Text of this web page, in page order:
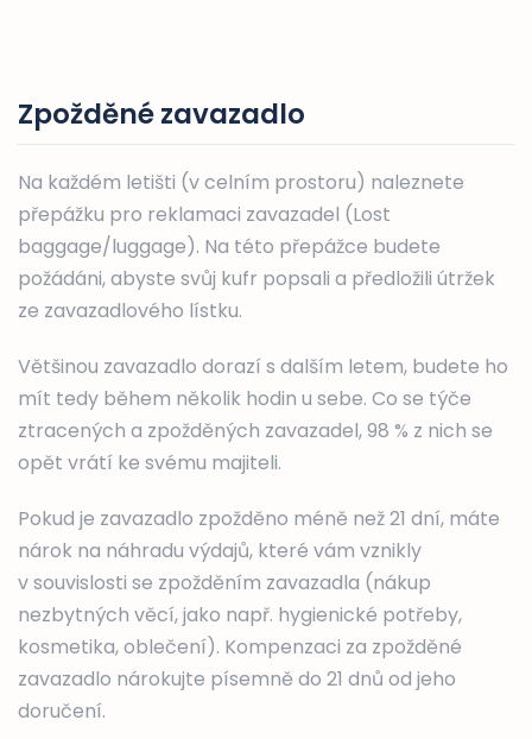
Zpožděné zavazadlo
Na každém letišti (v celním prostoru) naleznete
přepážku pro reklamaci zavazadel (Lost
baggage/luggage). Na této přepážce budete
požádáni, abyste svůj kufr popsali a předložili útržek
ze zavazadlového lístku.
Většinou zavazadlo dorazí s dalším letem, budete ho
mít tedy během několik hodin u sebe. Co se týče
ztracených a zpožděných zavazadel, 98 % z nich se
opět vrátí ke svému majiteli.
Pokud je zavazadlo zpožděno méně než 21 dní, máte
nárok na náhradu výdajů, které vám vznikly
v souvislosti se zpožděním zavazadla (nákup
nezbytných věcí, jako např. hygienické potřeby,
kosmetika, oblečení). Kompenzaci za zpožděné
zavazadlo nárokujte písemně do 21 dnů od jeho
doručení.